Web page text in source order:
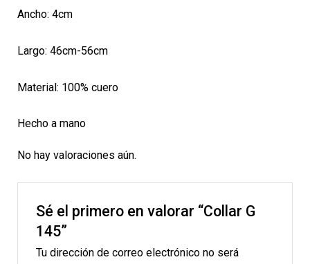
Ancho: 4cm
Largo: 46cm-56cm
Material: 100% cuero
Hecho a mano
No hay valoraciones aún.
Sé el primero en valorar “Collar G
145”
Tu dirección de correo electrónico no será